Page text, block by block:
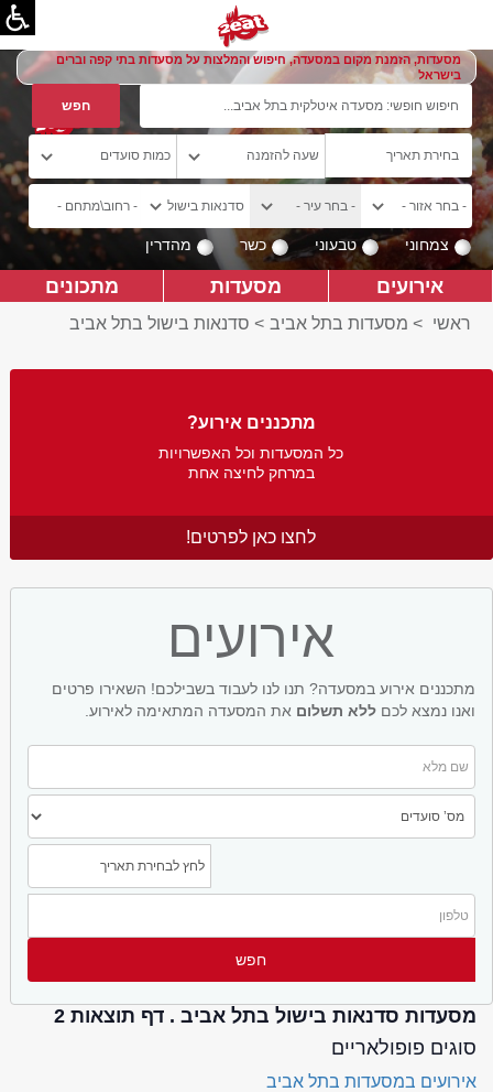
מסעדות, הזמנת מקום במסעדה, חיפוש והמלצות על מסעדות בתי קפה וברים
בישראל
צמחוני טבעוני כשר מהדרין
אירועים מסעדות מתכונים
ראשי > מסעדות בתל אביב > סדנאות בישול בתל אביב
מתכננים אירוע?
כל המסעדות וכל האפשרויות
במרחק לחיצה אחת
לחצו כאן לפרטים!
אירועים
מתכננים אירוע במסעדה? תנו לנו לעבוד בשבילכם! השאירו פרטים
ואנו נמצא לכם ללא תשלום את המסעדה המתאימה לאירוע.
מסעדות סדנאות בישול בתל אביב . דף תוצאות 2
סוגים פופולאריים
אירועים במסעדות בתל אביב